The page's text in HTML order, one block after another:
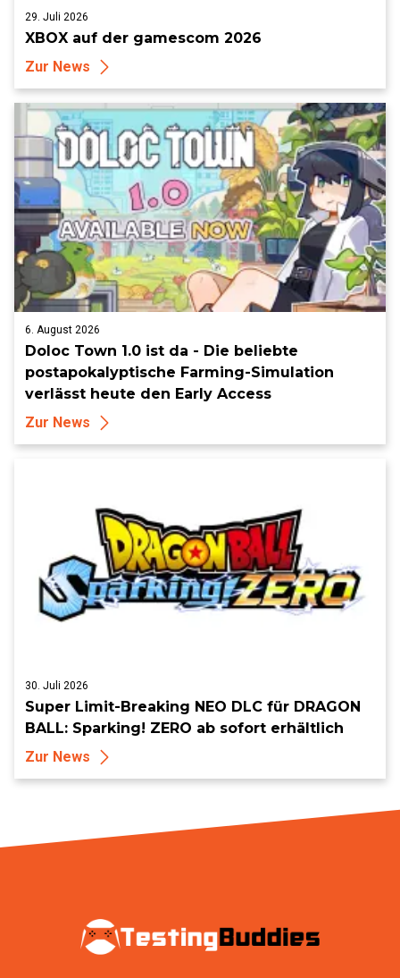
29. Juli 2026
XBOX auf der gamescom 2026
Zur News
6. August 2026
Doloc Town 1.0 ist da - Die beliebte
postapokalyptische Farming-Simulation
verlässt heute den Early Access
Zur News
30. Juli 2026
Super Limit-Breaking NEO DLC für DRAGON
BALL: Sparking! ZERO ab sofort erhältlich
Zur News